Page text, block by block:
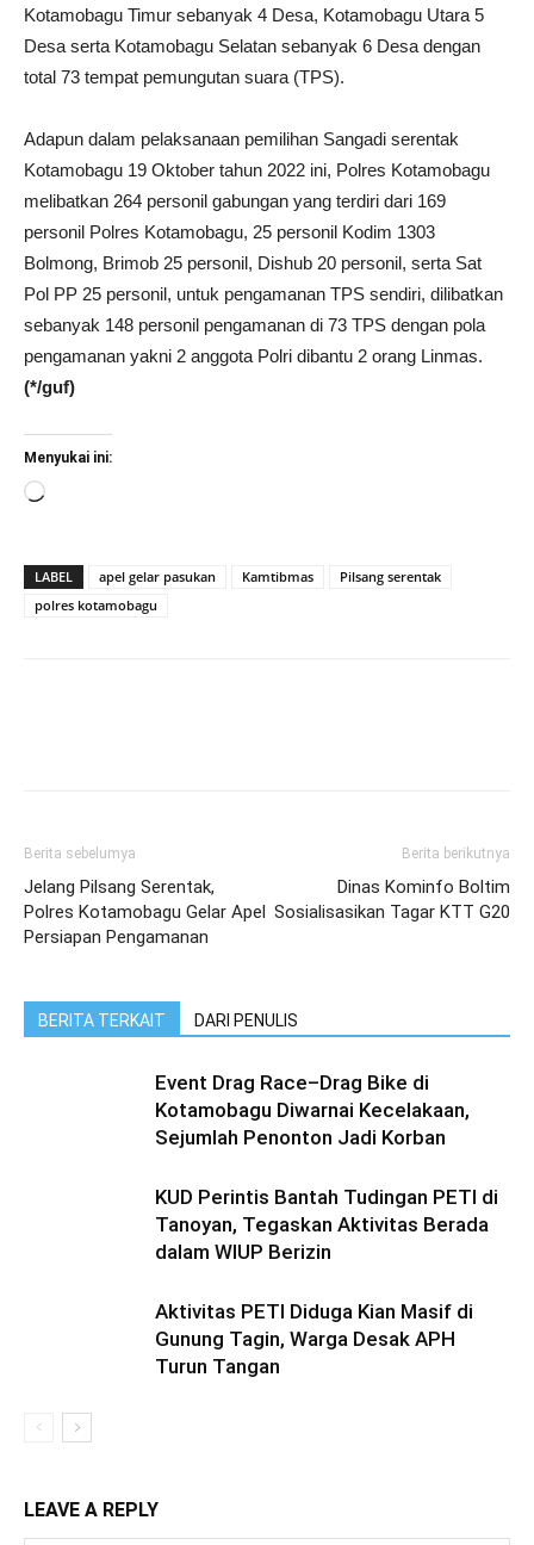
Kotamobagu Timur sebanyak 4 Desa, Kotamobagu Utara 5
Desa serta Kotamobagu Selatan sebanyak 6 Desa dengan
total 73 tempat pemungutan suara (TPS).
Adapun dalam pelaksanaan pemilihan Sangadi serentak
Kotamobagu 19 Oktober tahun 2022 ini, Polres Kotamobagu
melibatkan 264 personil gabungan yang terdiri dari 169
personil Polres Kotamobagu, 25 personil Kodim 1303
Bolmong, Brimob 25 personil, Dishub 20 personil, serta Sat
Pol PP 25 personil, untuk pengamanan TPS sendiri, dilibatkan
sebanyak 148 personil pengamanan di 73 TPS dengan pola
pengamanan yakni 2 anggota Polri dibantu 2 orang Linmas.
(*/guf)
Menyukai ini:
Memuat...
LABEL apel gelar pasukan Kamtibmas
Pilsang serentak
polres kotamobagu
Berita sebelumya
Jelang Pilsang Serentak,
Polres Kotamobagu Gelar Apel
Persiapan Pengamanan
Berita berikutnya
Dinas Kominfo Boltim
Sosialisasikan Tagar KTT G20
BERITA TERKAIT DARI PENULIS
Event Drag Race–Drag Bike di
Kotamobagu Diwarnai Kecelakaan,
Sejumlah Penonton Jadi Korban
KUD Perintis Bantah Tudingan PETI di
Tanoyan, Tegaskan Aktivitas Berada
dalam WIUP Berizin
Aktivitas PETI Diduga Kian Masif di
Gunung Tagin, Warga Desak APH
Turun Tangan
LEAVE A REPLY